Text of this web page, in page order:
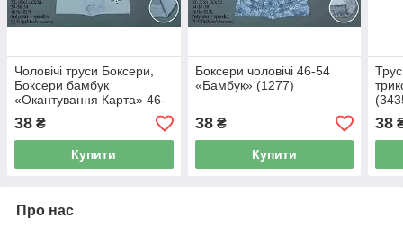
Чоловічі труси Боксери,
Боксери бамбук
«Окантування Карта» 46-
38 ₴
Купити
Боксери чоловічі 46-54
«Бамбук» (1277)
38₴
Купити
38
Про нас